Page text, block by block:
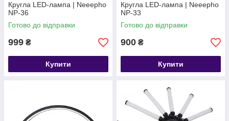
Кругла LED-лампа | Neeepho
NP-36
Готово до відправки
999 ₴
Купити
Кругла LED-лампа | Neeepho
NP-33
Готово до відправки
900 ₴
Купити